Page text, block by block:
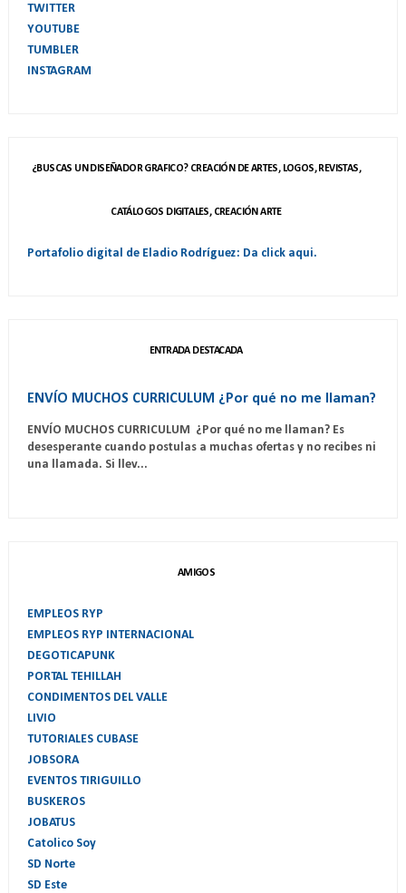
TWITTER
YOUTUBE
TUMBLER
INSTAGRAM
¿BUSCAS UN DISEÑADOR GRAFICO? CREACIÓN DE ARTES, LOGOS, REVISTAS,
CATÁLOGOS DIGITALES, CREACIÓN ARTE
Portafolio digital de Eladio Rodríguez: Da click aqui.
ENTRADA DESTACADA
ENVÍO MUCHOS CURRICULUM ¿Por qué no me llaman?
ENVÍO MUCHOS CURRICULUM ¿Por qué no me llaman? Es
desesperante cuando postulas a muchas ofertas y no recibes ni
una llamada. Si llev...
AMIGOS
EMPLEOS RYP
EMPLEOS RYP INTERNACIONAL
DEGOTICAPUNK
PORTAL TEHILLAH
CONDIMENTOS DEL VALLE
LIVIO
TUTORIALES CUBASE
JOBSORA
EVENTOS TIRIGUILLO
BUSKEROS
JOBATUS
Catolico Soy
SD Norte
SD Este